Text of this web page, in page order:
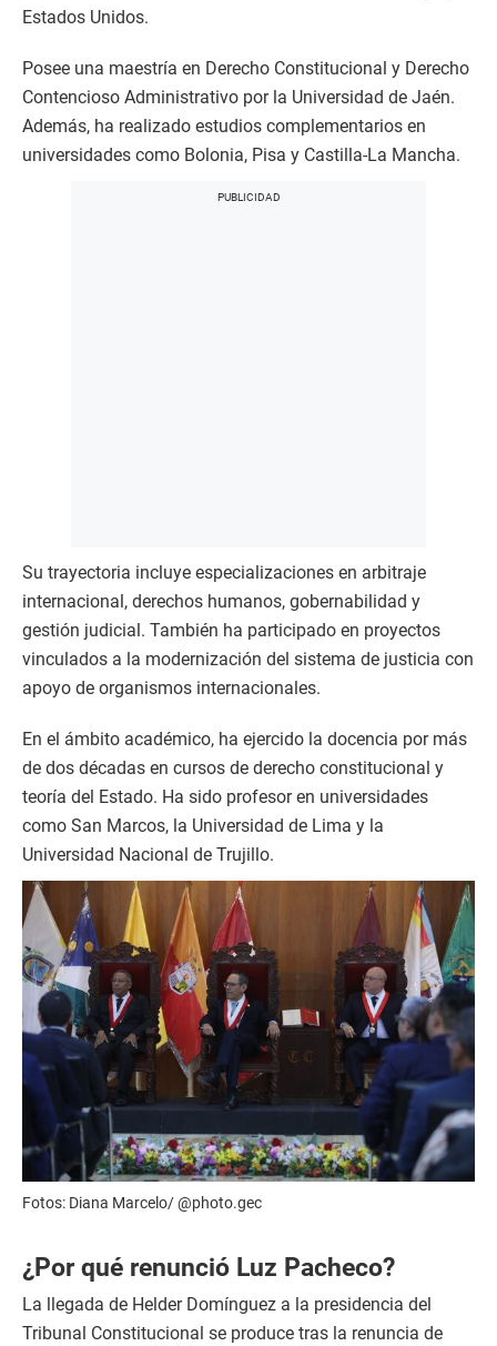
Estados Unidos.
Posee una maestría en Derecho Constitucional y Derecho
Contencioso Administrativo por la Universidad de Jaén.
Además, ha realizado estudios complementarios en
universidades como Bolonia, Pisa y Castilla-La Mancha.
Su trayectoria incluye especializaciones en arbitraje
internacional, derechos humanos, gobernabilidad y
gestión judicial. También ha participado en proyectos
vinculados a la modernización del sistema de justicia con
apoyo de organismos internacionales.
En el ámbito académico, ha ejercido la docencia por más
de dos décadas en cursos de derecho constitucional y
teoría del Estado. Ha sido profesor en universidades
como San Marcos, la Universidad de Lima y la
Universidad Nacional de Trujillo.
Fotos: Diana Marcelo/ @photo.gec
¿Por qué renunció Luz Pacheco?
La llegada de Helder Domínguez a la presidencia del
Tribunal Constitucional se produce tras la renuncia de